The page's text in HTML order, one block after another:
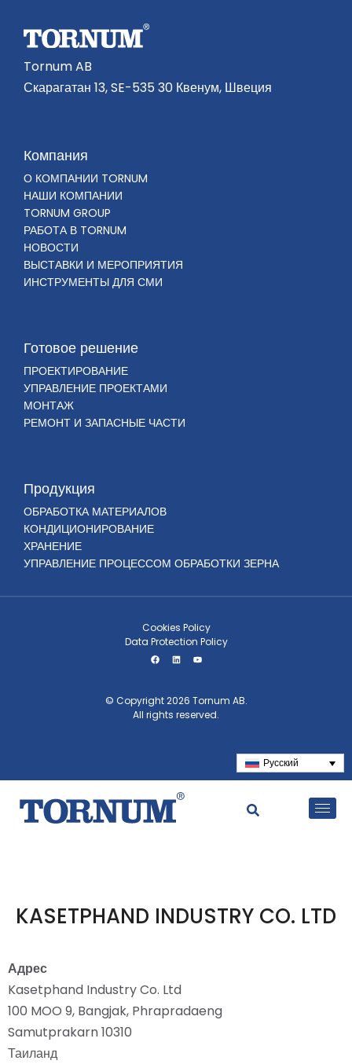
Русский
KASETPHAND INDUSTRY CO. LTD
Адрес
Kasetphand Industry Co. Ltd
100 MOO 9, Bangjak, Phrapradaeng
Samutprakarn 10310
Таиланд
Tornum AB
Скарагатан 13, SE-535 30 Квенум, Швеция
Компания
О КОМПАНИИ TORNUM
НАШИ КОМПАНИИ
TORNUM GROUP
РАБОТА В TORNUM
НОВОСТИ
ВЫСТАВКИ И МЕРОПРИЯТИЯ
ИНСТРУМЕНТЫ ДЛЯ СМИ
Готовое решение
ПРОЕКТИРОВАНИЕ
УПРАВЛЕНИЕ ПРОЕКТАМИ
МОНТАЖ
РЕМОНТ И ЗАПАСНЫЕ ЧАСТИ
Продукция
ОБРАБОТКА МАТЕРИАЛОВ
КОНДИЦИОНИРОВАНИЕ
ХРАНЕНИЕ
УПРАВЛЕНИЕ ПРОЦЕССОМ ОБРАБОТКИ ЗЕРНА
© Copyright 2026 Tornum AB.
All rights reserved.
Cookies Policy
Data Protection Policy